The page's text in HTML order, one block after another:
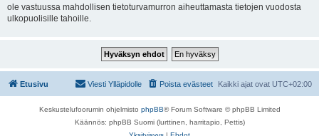
ole vastuussa mahdollisen tietoturvamurron aiheuttamasta tietojen vuodosta
ulkopuolisille tahoille.
Etusivu Kaikki ajat ovat UTC+02:00
Poista evästeet
Viesti Ylläpidolle
Keskustelufoorumin ohjelmisto phpBB® Forum Software © phpBB Limited
Käännös: phpBB Suomi (lurttinen, harritapio, Pettis)